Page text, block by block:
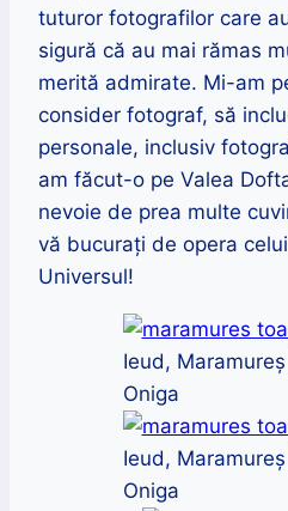
tuturor fotografilor care
sigură că au mai rămas
merită admirate. Mi-am
consider fotograf, să
personale, inclusiv
am făcut-o pe Valea
nevoie de prea multe
vă bucurați de opera
Universul!
Ieud,
Oniga
Ieud,
Oniga